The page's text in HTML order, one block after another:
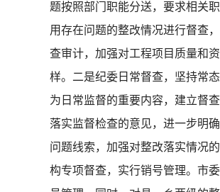
题按照部门职能分送，要求相关
用存在问题的整改情况进行督查
查审计，加强对工程项目质量和
样。二是纪委日常督查，坚持常
为日常监督的重要内容，建立督
落实监督检查的意见，进一步明
问题线索，加强对整改落实情况
构专项督查，实行销号管理。市